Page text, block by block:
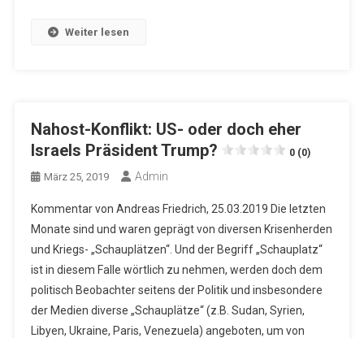
Weiter lesen
Nahost-Konflikt: US- oder doch eher
Israels Präsident Trump?
0 (0)
März 25, 2019 Admin
Kommentar von Andreas Friedrich, 25.03.2019 Die letzten
Monate sind und waren geprägt von diversen Krisenherden
und Kriegs- „Schauplätzen“. Und der Begriff „Schauplatz“
ist in diesem Falle wörtlich zu nehmen, werden doch dem
politisch Beobachter seitens der Politik und insbesondere
der Medien diverse „Schauplätze“ (z.B. Sudan, Syrien,
Libyen, Ukraine, Paris, Venezuela) angeboten, um von